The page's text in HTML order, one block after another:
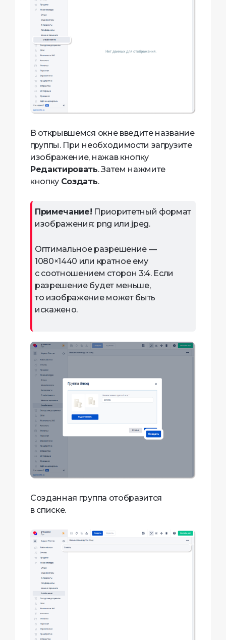
В открывшемся окне введите название
группы. При необходимости загрузите
изображение, нажав кнопку
Редактировать. Затем нажмите
кнопку Создать.
Примечание! Приоритетный формат
изображения: png или jpeg.
Оптимальное разрешение —
1080×1440 или кратное ему
с соотношением сторон 3:4. Если
разрешение будет меньше,
то изображение может быть
искажено.
Созданная группа отобразится
в списке.